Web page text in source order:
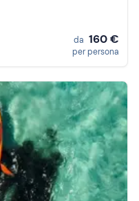
da 160 €
per persona